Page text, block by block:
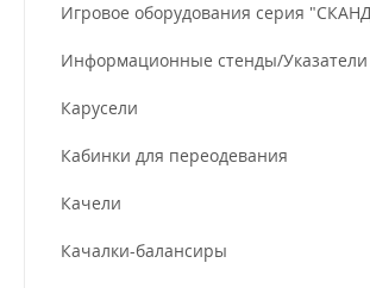
Игровое оборудования серия
Информационные стенды/Указатели
Карусели
Кабинки для переодевания
Качели
Качалки-балансиры